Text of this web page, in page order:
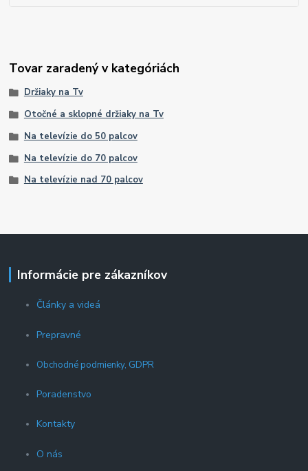
Tovar zaradený v kategóriách
Držiaky na Tv
Otočné a sklopné držiaky na Tv
Na televízie do 50 palcov
Na televízie do 70 palcov
Na televízie nad 70 palcov
Informácie pre zákazníkov
Články a videá
Prepravné
Obchodné podmienky, GDPR
Poradenstvo
Kontakty
O nás